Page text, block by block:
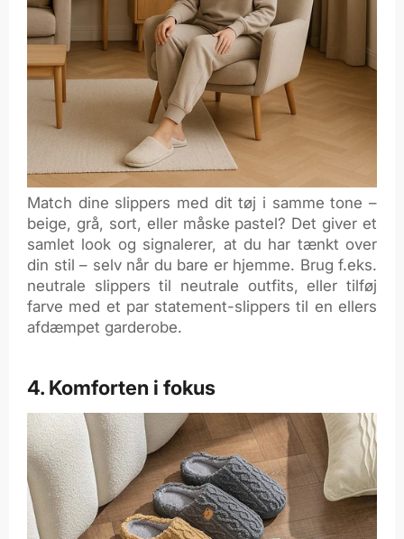
Match dine slippers med dit tøj i samme tone –
beige, grå, sort, eller måske pastel? Det giver et
samlet look og signalerer, at du har tænkt over
din stil – selv når du bare er hjemme. Brug f.eks.
neutrale slippers til neutrale outfits, eller tilføj
farve med et par statement-slippers til en ellers
afdæmpet garderobe.
4. Komforten i fokus